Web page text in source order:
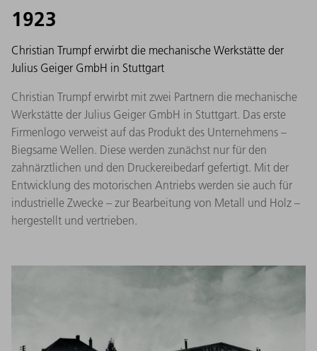
1923
Christian Trumpf erwirbt die mechanische Werkstätte der
Julius Geiger GmbH in Stuttgart
Christian Trumpf erwirbt mit zwei Partnern die mechanische
Werkstätte der Julius Geiger GmbH in Stuttgart. Das erste
Firmenlogo verweist auf das Produkt des Unternehmens –
Biegsame Wellen. Diese werden zunächst nur für den
zahnärztlichen und den Druckereibedarf gefertigt. Mit der
Entwicklung des motorischen Antriebs werden sie auch für
industrielle Zwecke – zur Bearbeitung von Metall und Holz –
hergestellt und vertrieben.